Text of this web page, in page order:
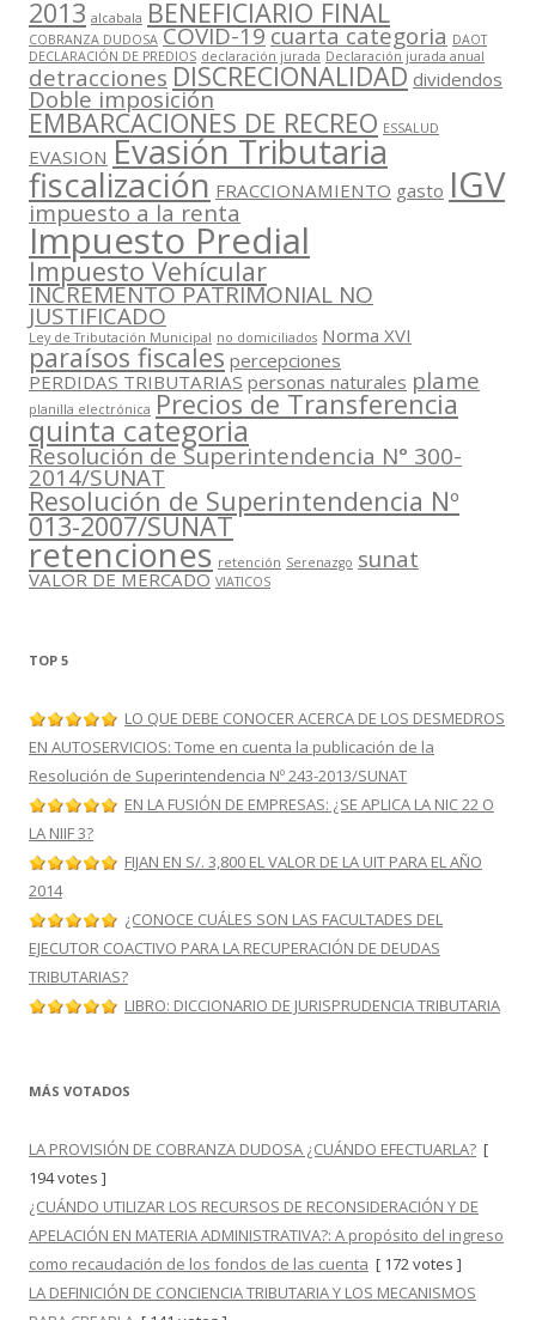
2013 alcabala BENEFICIARIO FINAL
COBRANZA DUDOSA COVID-19cuarta categoria DAOT
DECLARACIÓN DE PREDIOS declaración jurada Declaración jurada anual
detracciones DISCRECIONALIDAD dividendos
Doble imposición
EMBARCACIONES DE RECREO ESSALUD
EVASION Evasión Tributaria
fiscalización FRACCIONAMIENTO gasto IGV
impuesto a la renta
Impuesto Predial
Impuesto Vehícular
INCREMENTO PATRIMONIAL NO
JUSTIFICADO
Ley de Tributación Municipal no domiciliados Norma XVI
paraísos fiscales percepciones
PERDIDAS TRIBUTARIAS personas naturales plame
planilla electrónica Precios de Transferencia
quinta categoria
Resolución de Superintendencia N° 300-
2014/SUNAT
Resolución de Superintendencia Nº
013-2007/SUNAT
retenciones retención Serenazgo sunat
VALOR DE MERCADO VIATICOS
TOP 5
LO QUE DEBE CONOCER ACERCA DE LOS DESMEDROS
EN AUTOSERVICIOS: Tome en cuenta la publicación de la
Resolución de Superintendencia Nº 243-2013/SUNAT
EN LA FUSIÓN DE EMPRESAS: ¿SE APLICA LA NIC 22 O
LA NIIF 3?
FIJAN EN S/. 3,800 EL VALOR DE LA UIT PARA EL AÑO
2014
¿CONOCE CUÁLES SON LAS FACULTADES DEL
EJECUTOR COACTIVO PARA LA RECUPERACIÓN DE DEUDAS
TRIBUTARIAS?
LIBRO: DICCIONARIO DE JURISPRUDENCIA TRIBUTARIA
MÁS VOTADOS
LA PROVISIÓN DE COBRANZA DUDOSA ¿CUÁNDO EFECTUARLA? [
194 votes ]
¿CUÁNDO UTILIZAR LOS RECURSOS DE RECONSIDERACIÓN Y DE
APELACIÓN EN MATERIA ADMINISTRATIVA?: A propósito del ingreso
como recaudación de los fondos de las cuenta [ 172 votes ]
LA DEFINICIÓN DE CONCIENCIA TRIBUTARIA Y LOS MECANISMOS